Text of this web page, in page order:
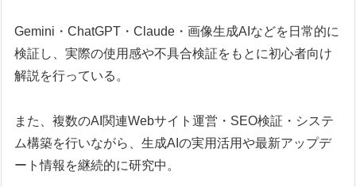
Gemini・ChatGPT・Claude・画像生成AIなどを日常的に
検証し、実際の使用感や不具合検証をもとに初心者向け
解説を行っている。
また、複数のAI関連Webサイト運営・SEO検証・システ
ム構築を行いながら、生成AIの実用活用や最新アップデ
ート情報を継続的に研究中。